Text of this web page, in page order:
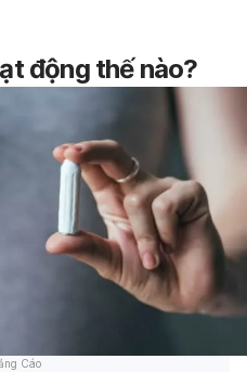
động thế nào?
Cáo